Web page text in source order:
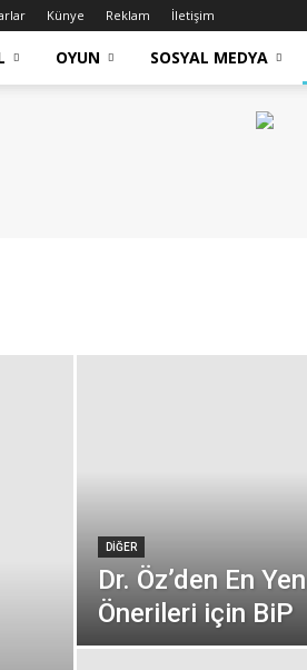
Künye Reklam İletişim
OYUN SOSYAL MEDYA
DIĞER
Dr. Öz’den En
Önerileri için BiP